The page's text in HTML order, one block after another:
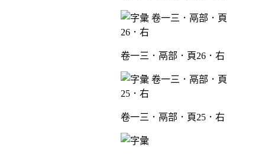
卷一三．鬲部．頁26．右
卷一三．鬲部．頁25．右